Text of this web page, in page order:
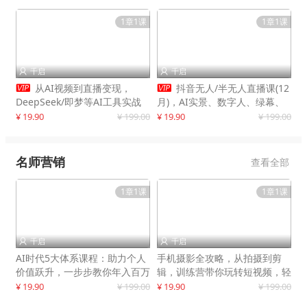
1章1课
 千启
 从AI视频到直播变现，
DeepSeek/即梦等AI工具实战
教学，生产爆款视频，打造高流
¥ 19.90 ¥ 199.00
1章1课
 千启
 抖音无人/半无人直播课(12
月)，AI实景、数字人、绿幕、
多种玩法、24小时自动盈利
¥ 19.90 ¥ 199.00
名师营销 查看全部
1章1课
 千启
AI时代5大体系课程：助力个人
价值跃升，一步步教你年入百万
¥ 19.90 ¥ 199.00
1章1课
 千启
手机摄影全攻略，从拍摄到剪
辑，训练营带你玩转短视频，轻
松拍大片
¥ 19.90 ¥ 199.00